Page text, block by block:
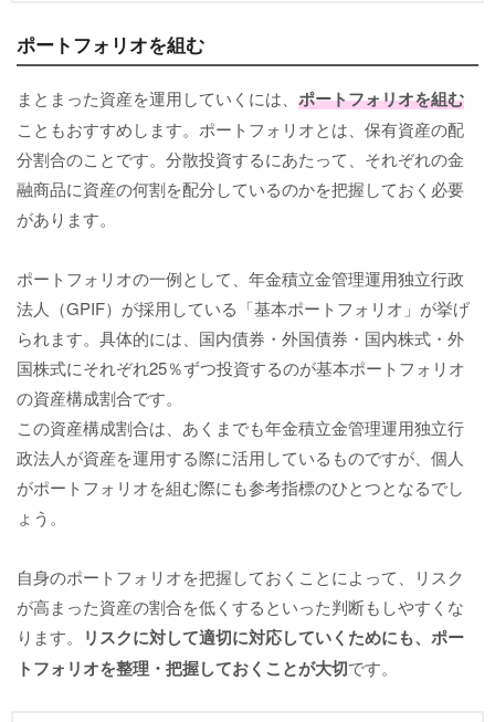
ポートフォリオを組む
まとまった資産を運用していくには、 ポートフォリオを組む
こともおすすめします。ポートフォリオとは、保有資産の配
分割合のことです。分散投資するにあたって、それぞれの金
融商品に資産の何割を配分しているのかを把握しておく必要
があります。
ポートフォリオの一例として、年金積立金管理運用独立行政
法人（GPIF）が採用している「基本ポートフォリオ」が挙げ
られます。具体的には、国内債券・外国債券・国内株式・外
国株式にそれぞれ25％ずつ投資するのが基本ポートフォリオ
の資産構成割合です。
この資産構成割合は、あくまでも年金積立金管理運用独立行
政法人が資産を運用する際に活用しているものですが、個人
がポートフォリオを組む際にも参考指標のひとつとなるでし
ょう。
自身のポートフォリオを把握しておくことによって、リスク
が高まった資産の割合を低くするといった判断もしやすくな
ります。
リスクに対して適切に対応していくためにも、ポー
トフォリオを整理・把握しておくことが大切です。